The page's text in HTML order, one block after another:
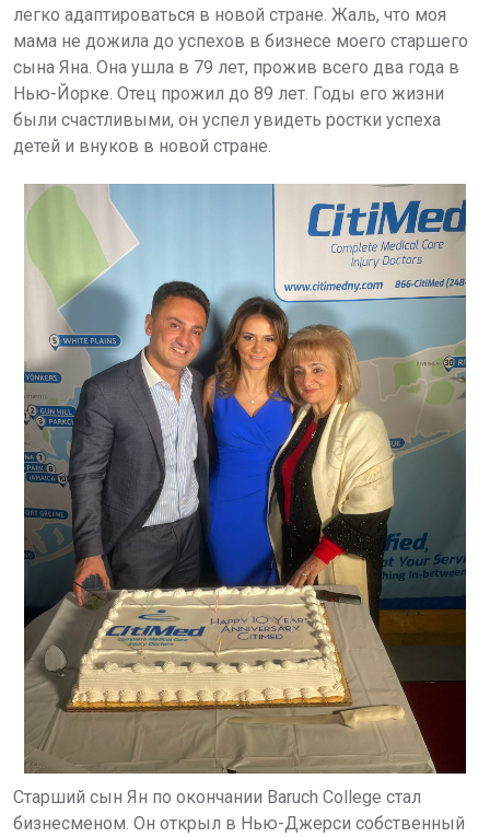
легко адаптироваться в новой стране. Жаль, что моя
мама не дожила до успехов в бизнесе моего старшего
сына Яна. Она ушла в 79 лет, прожив всего два года в
Нью-Йорке. Отец прожил до 89 лет. Годы его жизни
были счастливыми, он успел увидеть ростки успеха
детей и внуков в новой стране.
Старший сын Ян по окончании Baruch College стал
бизнесменом. Он открыл в Нью-Джерси собственный